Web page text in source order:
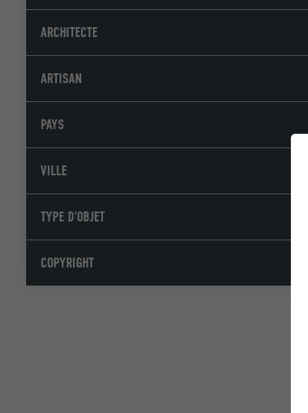
ARCHITECTE
ARTISAN
PAYS
VILLE
TYPE D'OBJET
COPYRIGHT